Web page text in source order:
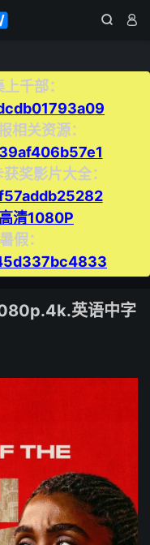
 
千部：
相关资源：
奖影片大全：
清1080P
假：
英语中字